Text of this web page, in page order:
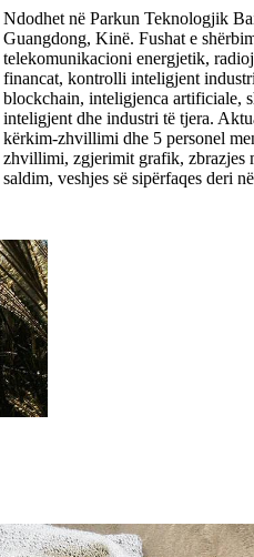
Ndodhet në Parkun Teknologjik
Guangdong, Kinë. Fushat e
telekomunikacioni energjetik,
financat, kontrolli inteligjent
blockchain, inteligjenca artificiale,
inteligjent dhe industri të tjera.
kërkim-zhvillimi dhe 5 personel
zhvillimi, zgjerimit grafik, zbrazjes
saldim, veshjes së sipërfaqes deri